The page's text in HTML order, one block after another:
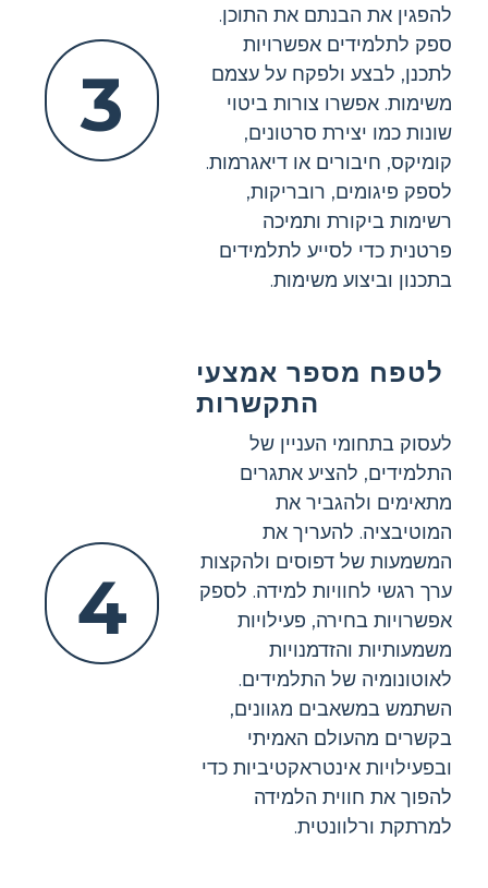
3
להפגין את הבנתם את התוכן.
ספק לתלמידים אפשרויות
לתכנן, לבצע ולפקח על עצמם
משימות. אפשרו צורות ביטוי
שונות כמו יצירת סרטונים,
קומיקס, חיבורים או דיאגרמות.
לספק פיגומים, רובריקות,
רשימות ביקורת ותמיכה
פרטנית כדי לסייע לתלמידים
בתכנון וביצוע משימות.
4
לטפח מספר אמצעי
התקשרות
לעסוק בתחומי העניין של
התלמידים, להציע אתגרים
מתאימים ולהגביר את
המוטיבציה. להעריך את
המשמעות של דפוסים ולהקצות
ערך רגשי לחוויות למידה. לספק
אפשרויות בחירה, פעילויות
משמעותיות והזדמנויות
לאוטונומיה של התלמידים.
השתמש במשאבים מגוונים,
בקשרים מהעולם האמיתי
ובפעילויות אינטראקטיביות כדי
להפוך את חווית הלמידה
למרתקת ורלוונטית.